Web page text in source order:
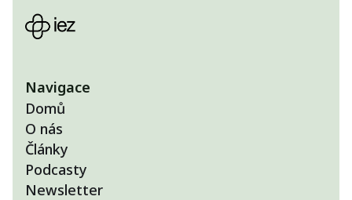
Navigace
Domů
O nás
Články
Podcasty
Newsletter